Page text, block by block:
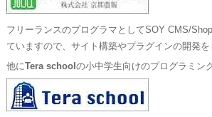
フリーランスのプログラマとしてSOY CMS/
ていますので、サイト構築やプラグインの開発を
他にTera school の小中学生向けのプログラミン